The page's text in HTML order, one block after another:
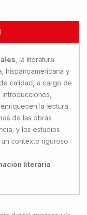
, la literatura
hispanoamericana y
calidad, a cargo de
la lectura
de las obras
y los estudios
contexto riguroso
literaria